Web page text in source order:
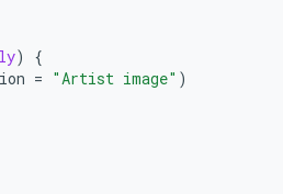
)
{
= "Artist image" )